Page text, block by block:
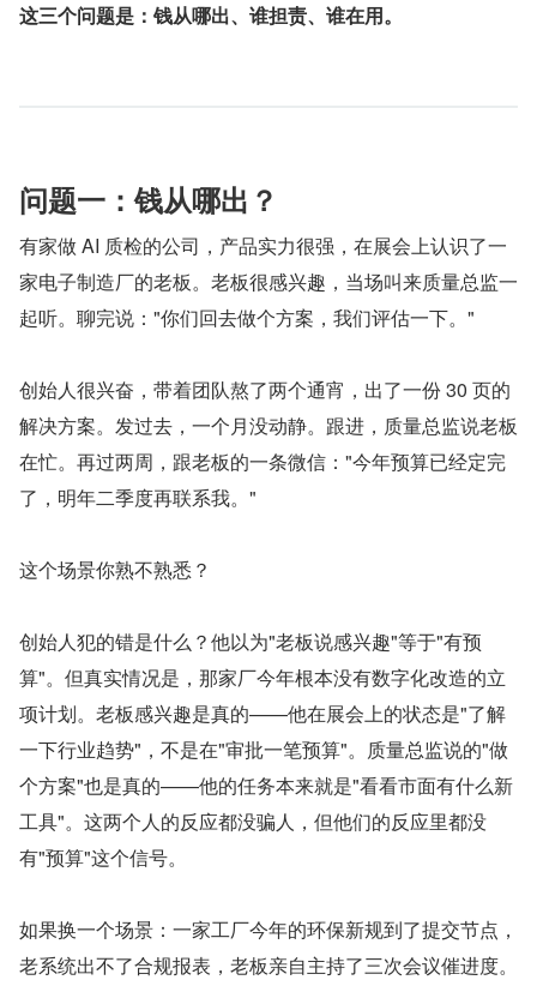
这三个问题是：钱从哪出、谁担责、谁在用。
问题一：钱从哪出？
有家做 AI 质检的公司，产品实力很强，在展会上认识了一
家电子制造厂的老板。老板很感兴趣，当场叫来质量总监一
起听。聊完说："你们回去做个方案，我们评估一下。"
创始人很兴奋，带着团队熬了两个通宵，出了一份 30 页的
解决方案。发过去，一个月没动静。跟进，质量总监说老板
在忙。再过两周，跟老板的一条微信："今年预算已经定完
了，明年二季度再联系我。"
这个场景你熟不熟悉？
创始人犯的错是什么？他以为"老板说感兴趣"等于"有预
算"。但真实情况是，那家厂今年根本没有数字化改造的立
项计划。老板感兴趣是真的——他在展会上的状态是"了解
一下行业趋势"，不是在"审批一笔预算"。质量总监说的"做
个方案"也是真的——他的任务本来就是"看看市面有什么新
工具"。这两个人的反应都没骗人，但他们的反应里都没
有"预算"这个信号。
如果换一个场景：一家工厂今年的环保新规到了提交节点，
老系统出不了合规报表，老板亲自主持了三次会议催进度。